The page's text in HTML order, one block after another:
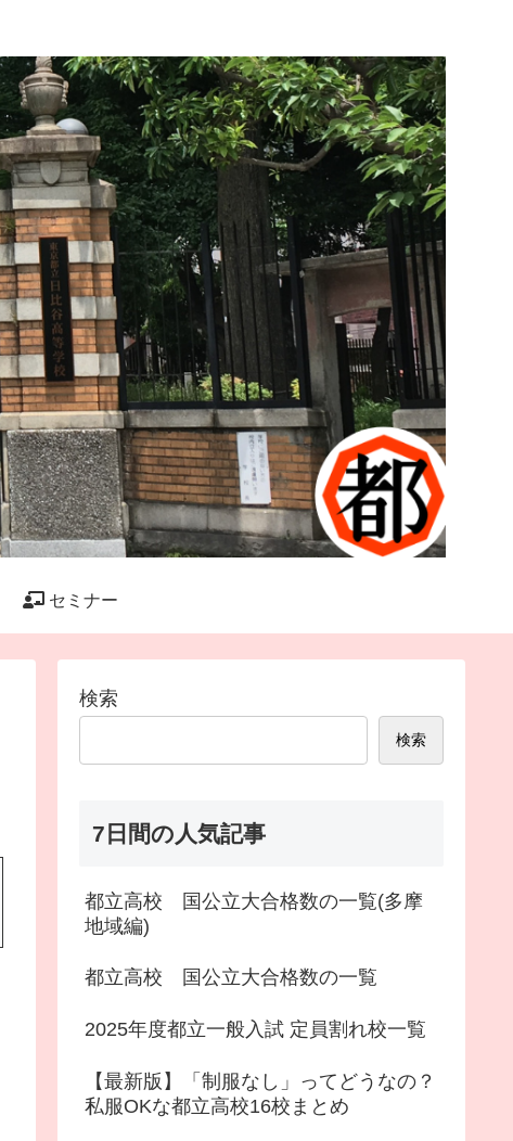
セミナー
検索
検索
7日間の人気記事
都立高校 国公立大合格数の一覧(多摩
地域編)
都立高校 国公立大合格数の一覧
2025年度都立一般入試 定員割れ校一覧
【最新版】「制服なし」ってどうなの？
私服OKな都立高校16校まとめ